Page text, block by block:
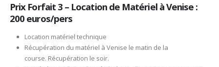
Prix Forfait 3 – Location de Matériel à Venise :
200 euros/pers
Location matériel technique
Récupération du matériel à Venise le matin de la
course. Récupération le soir.